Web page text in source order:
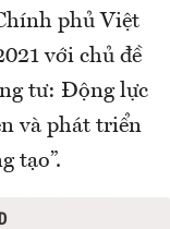
phủ Việt
với chủ đề
tư: Động lực
và phát triển
tạo”.